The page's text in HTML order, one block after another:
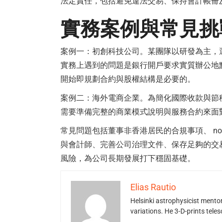
實務案例與常見
案例一：初創科技公司。某團隊以研發為主
實務上遇到的問題是銀行開戶要求實質辦公
開始即規劃合約與股權結構是必要的。
案例二：海外電商企業。為簡化國際收款與
需要準備完整的商業模式說明與服務合約來
常見問題包括董事非香港居民的合規事項、
與會計師、完善公司治理文件、保存足夠的
風險，為公司長期發展打下穩固基礎。
Elias Rautio
Helsinki astrophysicist
variations. He 3-D-prints